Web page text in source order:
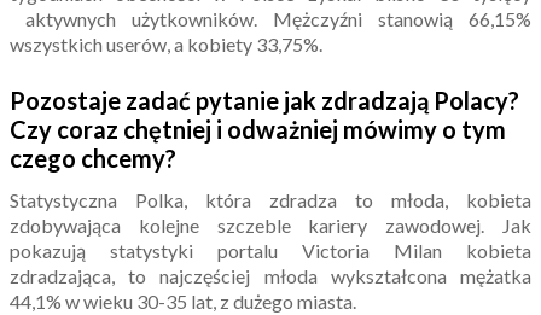
aktywnych użytkowników. Mężczyźni stanowią 66,15%
wszystkich userów, a kobiety 33,75%.
Pozostaje zadać pytanie jak zdradzają Polacy?
Czy coraz chętniej i odważniej mówimy o tym
czego chcemy?
Statystyczna Polka, która zdradza to młoda, kobieta
zdobywająca kolejne szczeble kariery zawodowej. Jak
pokazują statystyki portalu Victoria Milan kobieta
zdradzająca, to najczęściej młoda wykształcona mężatka
44,1% w wieku 30-35 lat, z dużego miasta.